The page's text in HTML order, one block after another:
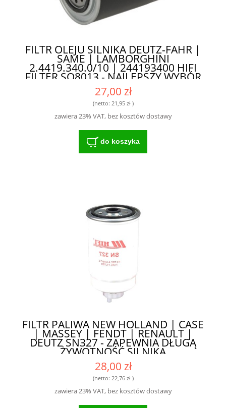
FILTR OLEJU SILNIKA DEUTZ-FAHR |
SAME | LAMBORGHINI
2.4419.340.0/10 | 244193400 HIFI
FILTER SO8013 - NAJLEPSZY WYBÓR
DLA MASZYN ROLNICZYCH
27,00 zł
(netto: 21,95 zł)
zawiera 23% VAT, bez kosztów dostawy
do koszyka
FILTR PALIWA NEW HOLLAND | CASE
| MASSEY | FENDT | RENAULT |
DEUTZ SN327 - ZAPEWNIA DŁUGĄ
ŻYWOTNOŚĆ SILNIKA
28,00 zł
(netto: 22,76 zł)
zawiera 23% VAT, bez kosztów dostawy